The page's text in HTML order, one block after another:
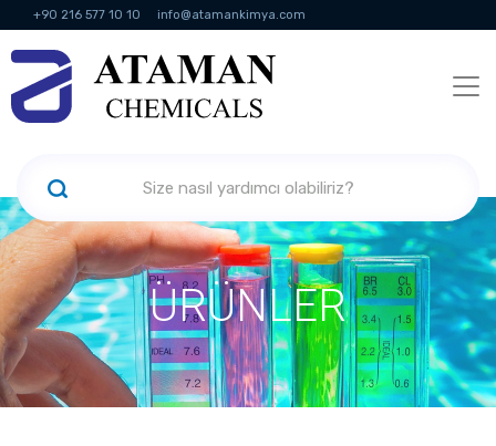
+90 216 577 10 10 info@atamankimya.com
KVKK Politikası Bilgi Toplumu Hizmetleri
ÜRÜNLER